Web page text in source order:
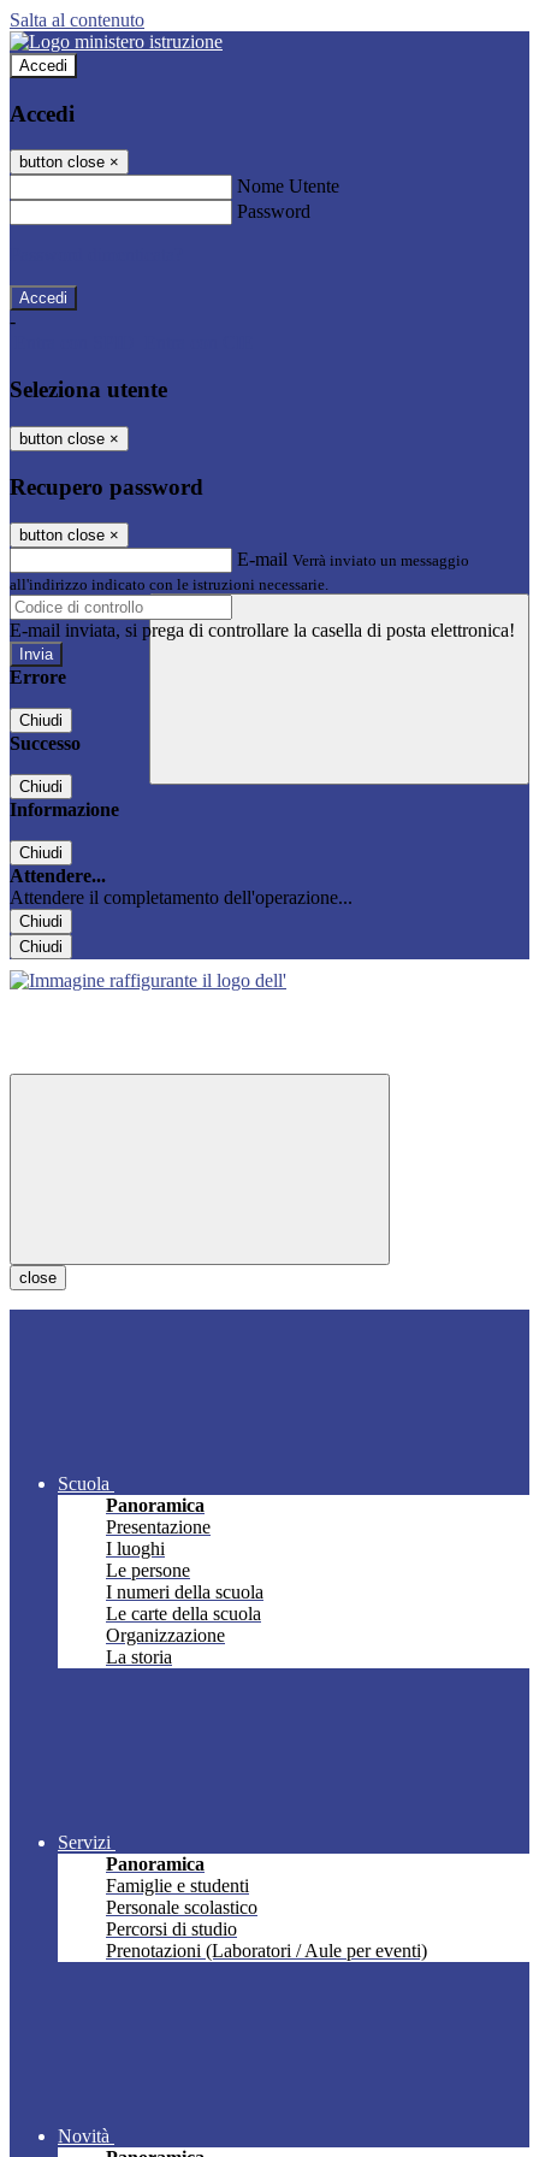
Salta al contenuto
Accedi
Accedi
button close ×
Nome Utente
Password
-
Seleziona utente
button close ×
Recupero password
button close ×
E-mail Verrà inviato un messaggio
all'indirizzo indicato con le istruzioni necessarie.
E-mail inviata, si prega di controllare la casella di posta elettronica!
Errore
Chiudi
Successo
Chiudi
Informazione
Chiudi
Attendere...
Attendere il completamento dell'operazione...
Chiudi
Chiudi
close
Scuola
Panoramica
Presentazione
I luoghi
Le persone
I numeri della scuola
Le carte della scuola
Organizzazione
La storia
Servizi
Panoramica
Famiglie e studenti
Personale scolastico
Percorsi di studio
Prenotazioni (Laboratori / Aule per eventi)
Novità